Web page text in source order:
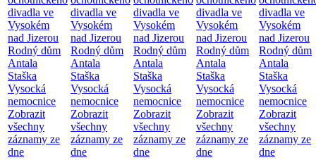
divadla ve
Vysokém
nad Jizerou
Rodný dům
Antala
Staška
Vysocká
nemocnice
Zobrazit
všechny
záznamy ze
dne
divadla ve
Vysokém
nad Jizerou
Rodný dům
Antala
Staška
Vysocká
nemocnice
Zobrazit
všechny
záznamy ze
dne
divadla ve
Vysokém
nad Jizerou
Rodný dům
Antala
Staška
Vysocká
nemocnice
Zobrazit
všechny
záznamy ze
dne
divadla ve
Vysokém
nad Jizerou
Rodný dům
Antala
Staška
Vysocká
nemocnice
Zobrazit
všechny
záznamy ze
dne
divadla ve
Vysokém
nad Jizerou
Rodný dům
Antala
Staška
Vysocká
nemocnice
Zobrazit
všechny
záznamy ze
dne